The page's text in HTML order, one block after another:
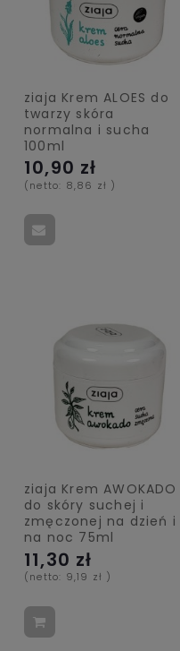
ziaja Krem ALOES do
twarzy skóra
normalna i sucha
100ml
10,90 zł
(netto: 8,86 zł )
ziaja Krem AWOKADO
do skóry suchej i
zmęczonej na dzień i
na noc 75ml
11,30 zł
(netto: 9,19 zł )